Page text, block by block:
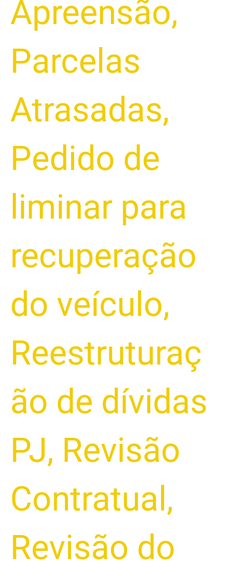
Apreensão,
Parcelas
Atrasadas,
Pedido de
liminar para
recuperação
do veículo,
Reestruturaç
ão de dívidas
PJ, Revisão
Contratual ,
Revisão do